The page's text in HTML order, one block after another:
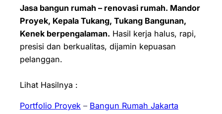
Jasa bangun rumah – renovasi rumah. Mandor
Proyek, Kepala Tukang, Tukang Bangunan,
Kenek berpengalaman. Hasil kerja halus, rapi,
presisi dan berkualitas, dijamin kepuasan
pelanggan.
Lihat Hasilnya :
Portfolio Proyek – Bangun Rumah Jakarta